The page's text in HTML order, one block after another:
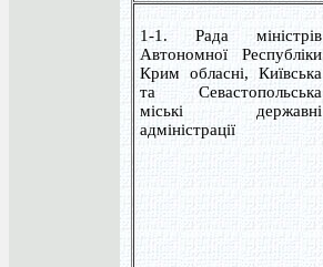
1-1. Рада міністрів
Автономної Республіки
Крим обласні, Київська
та Севастопольська
міські державні
адміністрації